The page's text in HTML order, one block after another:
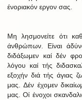
ένοριακόν εργον σας.
Μη λησμονείτε ότι
άνθρώπων. Είναι
διδάξωμεν καί δέν
λόγου καί τής
εξοχήν διά τής άγιας
μας. Δέν έχομεν
μας. Οί ένοχοι